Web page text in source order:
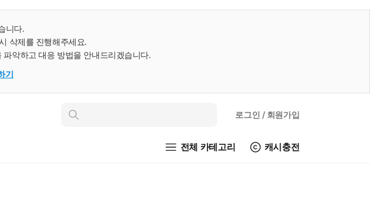
니다.
삭제를 진행해주세요.
악하고 대응 방법을 안내드리겠습니다.
기
인
로그인 / 회원가입
전체 카테고리 캐시충전